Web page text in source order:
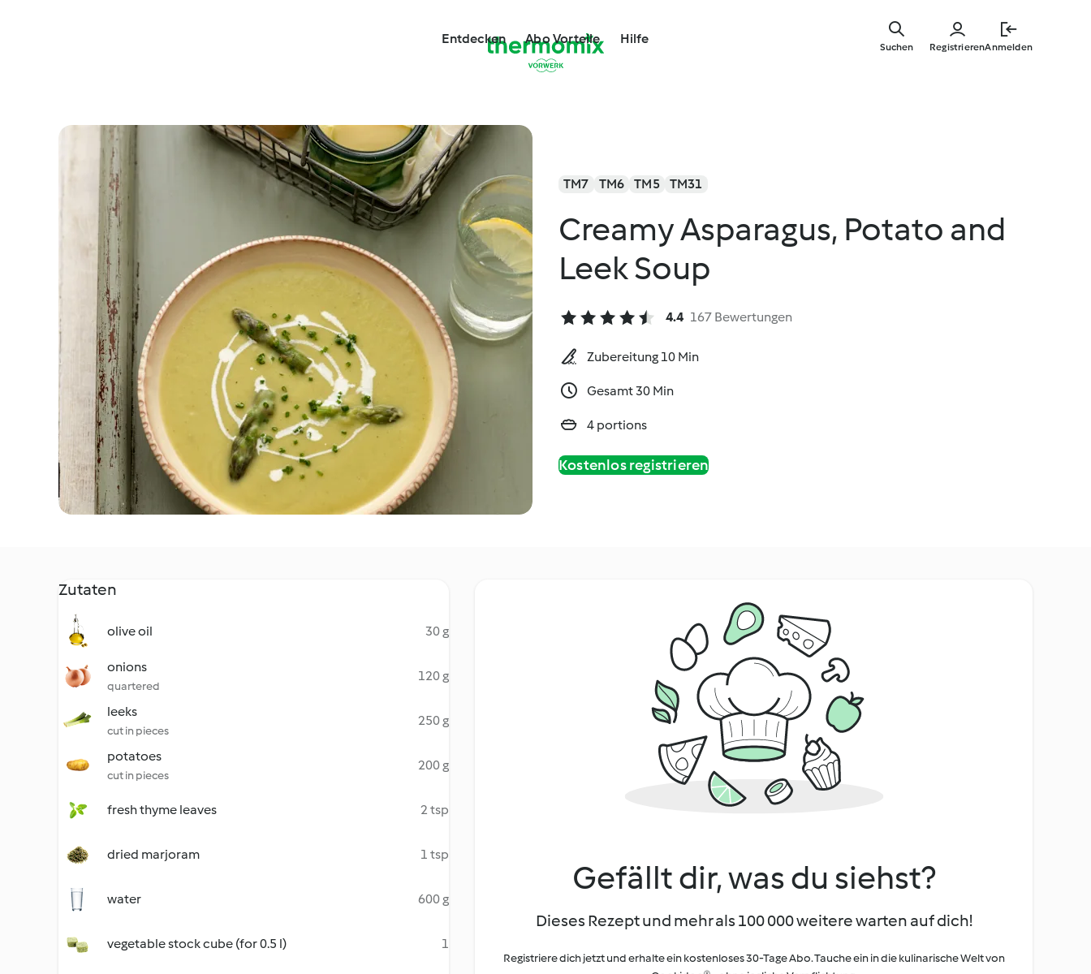
Entdecken Abo Vorteile Hilfe
RegistrierenAnmelden
Suchen
TM7 TM6 TM5 TM31
Creamy Asparagus, Potato and
Leek Soup
4.4 167 Bewertungen
Zubereitung 10 Min
Gesamt 30 Min
4 portions
Kostenlos registrieren
Zutaten
olive oil 30 g
onions
quartered
120 g
leeks
cut in pieces
250 g
potatoes
cut in pieces
200 g
fresh thyme leaves 2 tsp
dried marjoram 1 tsp
water 600 g
vegetable stock cube (for 0.5 l) 1
Gefällt dir, was du siehst?
Dieses Rezept und mehr als 100 000 weitere warten auf dich!
Registriere dich jetzt und erhalte ein kostenloses 30-Tage Abo. Tauche ein in die kulinarische Welt von